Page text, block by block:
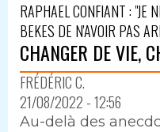
RAPHAEL CONFIANT : "JE
BEKES DE N'AVOIR PAS
CHANGER DE VIE,
FRÉDÉRIC C.
21/08/2022 - 12:56
Au-delà des